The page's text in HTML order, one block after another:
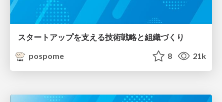
スタートアップを支える技術戦略と組織づくり
pospome
8 21k